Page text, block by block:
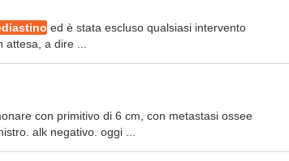
ed è stata escluso qualsiasi intervento
a dire ...
con primitivo di 6 cm, con metastasi ossee
alk negativo. oggi ...